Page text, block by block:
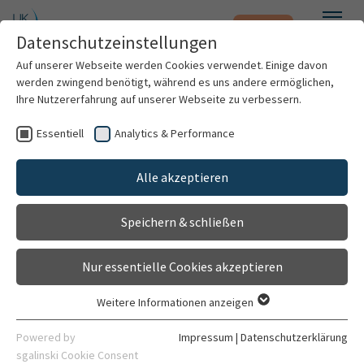
Zum Hauptinhalt springen Notfall
Patienten & Besucher
Kliniken & Institute
Forschung
Karriere
Sektion Neuropädiatrie und
Stoffwechselmedizin
Einrichtung
Klinik für Allgemeine Pädiatrie, Neuropädiatrie,
Stoffwechsel, Gastroenterologie, Nephrologie
Allgemein Leitung Ambulanzen
Datenschutzeinstellungen
Auf unserer Webseite werden Cookies verwendet. Einige davon
werden zwingend benötigt, während es uns andere ermöglichen,
Ihre Nutzererfahrung auf unserer Webseite zu verbessern.
Essentiell Analytics & Performance
Alle akzeptieren
Speichern & schließen
Nur essentielle Cookies akzeptieren
Essentielle Cookies werden für grundlegende Funktionen der
Webseite benötigt. Dadurch ist gewährleistet, dass die
Weitere Informationen anzeigen
Powered by
sgalinski Cookie Consent
Impressum | Datenschutzerklärung